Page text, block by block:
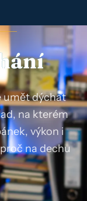
umět dýchat
na kterém
výkon i
na dechu